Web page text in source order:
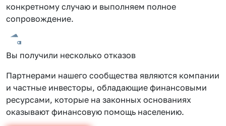
конкретному случаю и выполняем полное
сопровождение.
Вы получили несколько отказов
Партнерами нашего сообщества являются компании
и частные инвесторы, обладающие финансовыми
ресурсами, которые на законных основаниях
оказывают финансовую помощь населению.